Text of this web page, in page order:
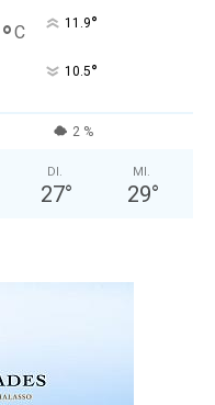
°C 11.9°
10.5°
2 %
DI.
27°
MI.
29°